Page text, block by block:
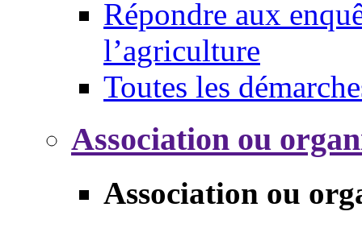
Répondre aux
l’agriculture
Toutes les
Association ou
Association ou